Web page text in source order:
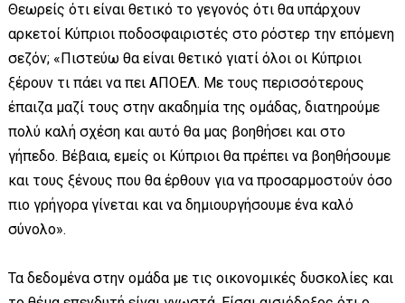
Θεωρείς ότι είναι θετικό το γεγονός ότι θα υπάρχουν
αρκετοί Κύπριοι ποδοσφαιριστές στο ρόστερ την επόμενη
σεζόν; «Πιστεύω θα είναι θετικό γιατί όλοι οι Κύπριοι
ξέρουν τι πάει να πει ΑΠΟΕΛ. Με τους περισσότερους
έπαιζα μαζί τους στην ακαδημία της ομάδας, διατηρούμε
πολύ καλή σχέση και αυτό θα μας βοηθήσει και στο
γήπεδο. Βέβαια, εμείς οι Κύπριοι θα πρέπει να βοηθήσουμε
και τους ξένους που θα έρθουν για να προσαρμοστούν όσο
πιο γρήγορα γίνεται και να δημιουργήσουμε ένα καλό
σύνολο».
Τα δεδομένα στην ομάδα με τις οικονομικές δυσκολίες και